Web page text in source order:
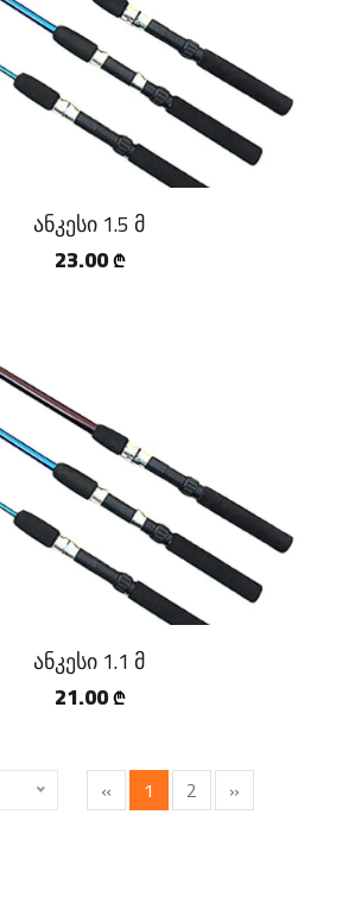
ანკესი 1.5 მ
23.00 ₾
ანკესი 1.1 მ
21.00 ₾
« 1 2 »